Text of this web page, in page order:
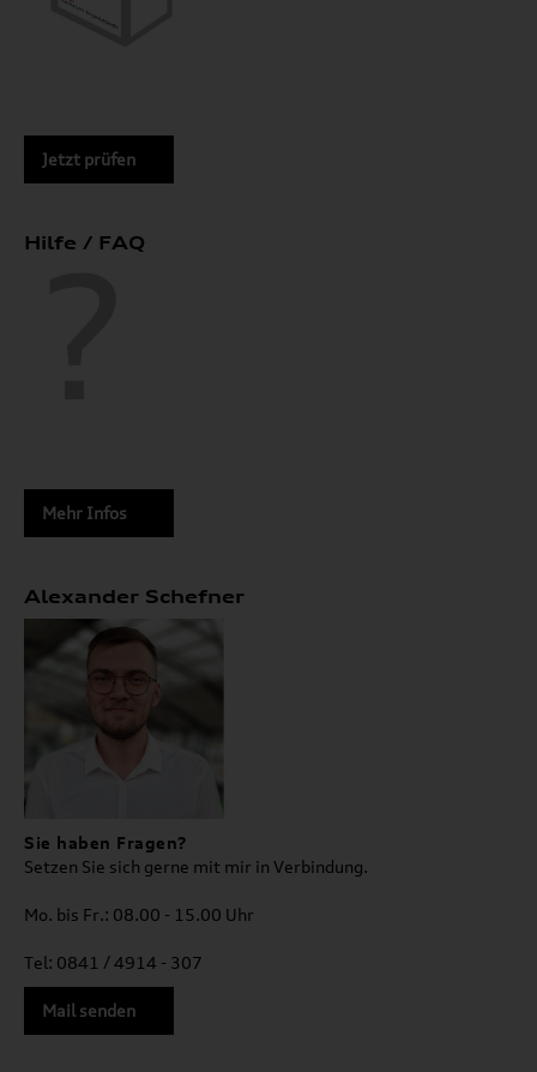
Jetzt prüfen
Hilfe / FAQ
Mehr Infos
Alexander Schefner
Sie haben Fragen?
Setzen Sie sich gerne mit mir in Verbindung.
Mo. bis Fr.: 08.00 - 15.00 Uhr
Tel: 0841 / 4914 - 307
Mail senden